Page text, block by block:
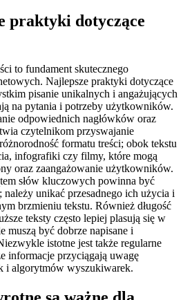
praktyki dotyczące
to fundament skutecznego
Najlepsze praktyki dotyczące
pisanie unikalnych i angażujących
na pytania i potrzeby użytkowników.
odpowiednich nagłówków oraz
czytelnikom przyswajanie
formatu treści; obok tekstu
infografiki czy filmy, które mogą
oraz zaangażowanie użytkowników.
słów kluczowych powinna być
należy unikać przesadnego ich użycia i
brzmieniu tekstu. Również długość
teksty często lepiej plasują się w
być dobrze napisane i
istotne jest także regularne
informacje przyciągają uwagę
i algorytmów wyszukiwarek.